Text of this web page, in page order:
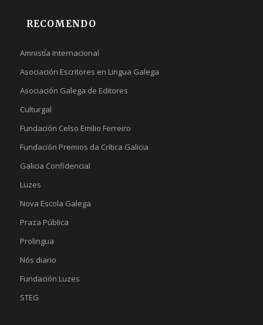
RECOMENDO
Amnistía Internacional
Asociación Escritores en Lingua Galega
Asociación Galega de Editores
Culturgal
Fundación Celso Emilio Ferreiro
Fundación Premios da Crítica Galicia
Galicia Confidencial
Luzes
Nova Escola Galega
Praza Pública
Prolingua
Nós diario
Fundación Luzes
STEG